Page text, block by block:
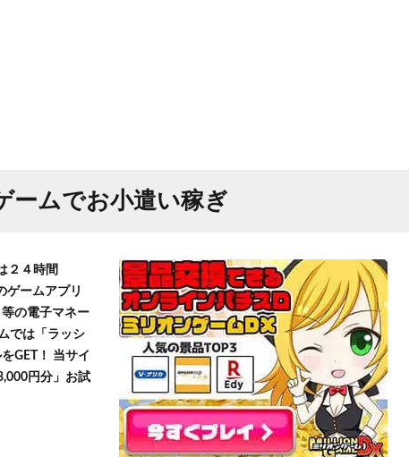
ームでお小遣い稼ぎ
２４時間
ゲームアプリ
の電子マネー
では「ラッシ
GET！ 当サイ
円分」お試